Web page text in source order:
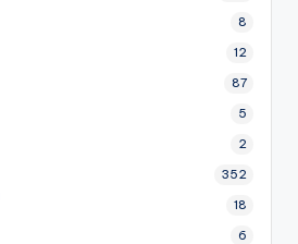
8
12
87
5
2
352
18
6